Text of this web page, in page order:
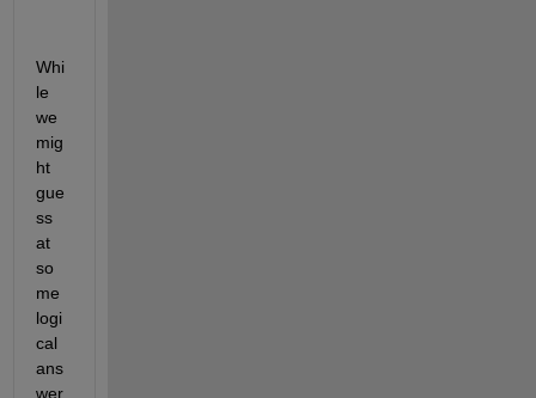
Whi
le
we
mig
ht
gue
ss
at
so
me
logi
cal
ans
wer